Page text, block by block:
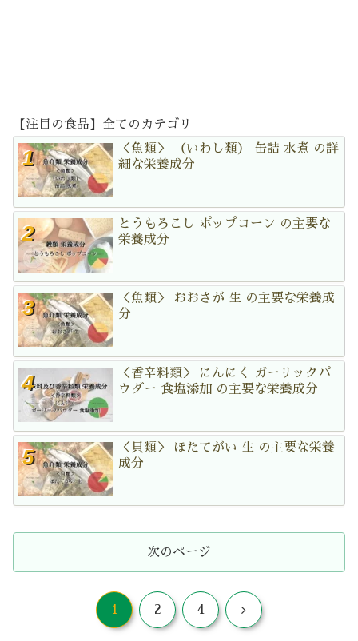
【注目の食品】全てのカテゴリ
＜魚類＞ （いわし類） 缶詰 水煮 の詳
細な栄養成分
とうもろこし ポップコーン の主要な
栄養成分
＜魚類＞ おおさが 生 の主要な栄養成
分
＜香辛料類＞ にんにく ガーリックパ
ウダー 食塩添加 の主要な栄養成分
＜貝類＞ ほたてがい 生 の主要な栄養
成分
次のページ
1 2 4 次